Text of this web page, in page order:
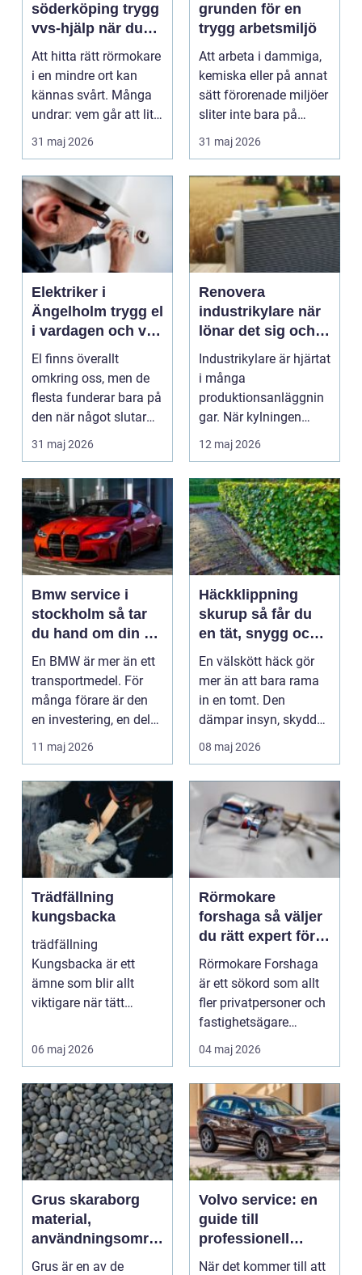
söderköping trygg
vvs-hjälp när du
verkligen behöver
den
Att hitta rätt rörmokare
i en mindre ort kan
kännas svårt. Många
undrar: vem går att lita
på, vem ko...
31 maj 2026
grunden för en
trygg arbetsmiljö
Att arbeta i dammiga,
kemiska eller på annat
sätt förorenade miljöer
sliter inte bara på
kroppen här...
31 maj 2026
Elektriker i
Ängelholm trygg el
i vardagen och vid
renovering
El finns överallt
omkring oss, men de
flesta funderar bara på
den när något slutar
fungera. En proff...
31 maj 2026
Renovera
industrikylare när
lönar det sig och
hur går det till?
Industrikylare är hjärtat
i många
produktionsanläggnin
gar. När kylningen
fungerar bra är den
ofta os...
12 maj 2026
Bmw service i
stockholm så tar
du hand om din bil
på rätt sätt
En BMW är mer än ett
transportmedel. För
många förare är den
en investering, en del
av vardagen och ...
11 maj 2026
Häckklippning
skurup så får du
en tät, snygg och
hållbar häck
En välskött häck gör
mer än att bara rama
in en tomt. Den
dämpar insyn, skyddar
mot vind, ger en lug...
08 maj 2026
Trädfällning
kungsbacka
trädfällning
Kungsbacka är ett
ämne som blir allt
viktigare när tätt
växer samtidig...
06 maj 2026
Rörmokare
forshaga så väljer
du rätt expert för
trygga vvs-arbeten
Rörmokare Forshaga
är ett sökord som allt
fler privatpersoner och
fastighetsägare
använder när de be...
04 maj 2026
Grus skaraborg
material,
användningsområ
den och smarta val
Grus är en av de
Volvo service: en
guide till
professionell
bilvård
När det kommer till att